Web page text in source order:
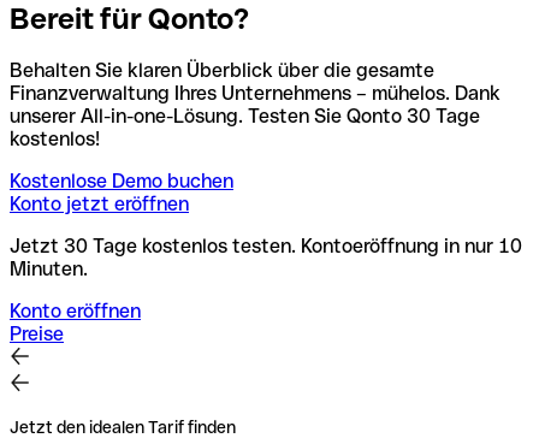
Bereit für Qonto?
Behalten Sie klaren Überblick über die gesamte
Finanzverwaltung Ihres Unternehmens – mühelos. Dank
unserer All-in-one-Lösung. Testen Sie Qonto 30 Tage
kostenlos!
Kostenlose Demo buchen
Konto jetzt eröffnen
Jetzt 30 Tage kostenlos testen. Kontoeröffnung in nur 10
Minuten.
Konto eröffnen
Preise
Jetzt den idealen Tarif finden